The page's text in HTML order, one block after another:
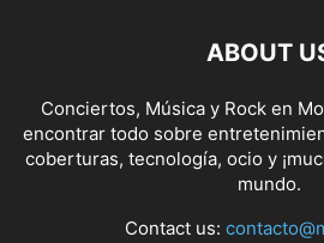
ABOUT
Conciertos, Música y Rock en
encontrar todo sobre
coberturas, tecnología, ocio y
mundo.
Contact us: